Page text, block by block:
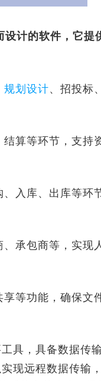
计的软件，它提
规划设计、招投标
算等环节，支持
入库、出库等环
承包商等，实现
等功能，确保文
具，具备数据传
现远程数据传输